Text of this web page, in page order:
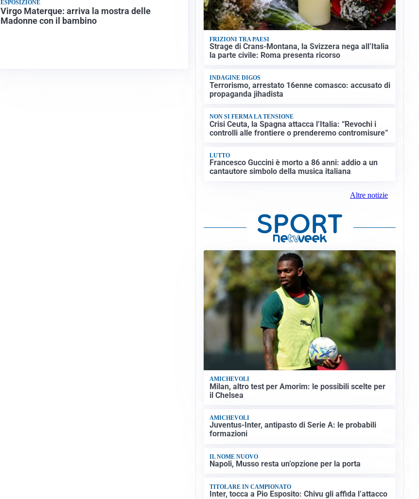
ESPOSIZIONE
Virgo Materque: arriva la mostra delle
Madonne con il bambino
FRIZIONI TRA PAESI
Strage di Crans-Montana, la Svizzera nega all’Italia
la parte civile: Roma presenta ricorso
INDAGINE DIGOS
Terrorismo, arrestato 16enne comasco: accusato di
propaganda jihadista
NON SI FERMA LA TENSIONE
Crisi Ceuta, la Spagna attacca l’Italia: “Revochi i
controlli alle frontiere o prenderemo contromisure”
LUTTO
Francesco Guccini è morto a 86 anni: addio a un
cantautore simbolo della musica italiana
Altre notizie
AMICHEVOLI
Milan, altro test per Amorim: le possibili scelte per
il Chelsea
AMICHEVOLI
Juventus-Inter, antipasto di Serie A: le probabili
formazioni
IL NOME NUOVO
Napoli, Musso resta un’opzione per la porta
TITOLARE IN CAMPIONATO
Inter, tocca a Pio Esposito: Chivu gli affida l’attacco